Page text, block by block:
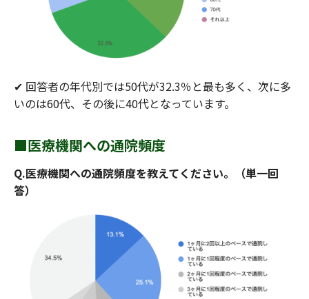
✔ 回答者の年代別では50代が32.3％と最も多く、次に多
いのは60代、その後に40代となっています。
■医療機関への通院頻度
Q.医療機関への通院頻度を教えてください。（単一回
答）